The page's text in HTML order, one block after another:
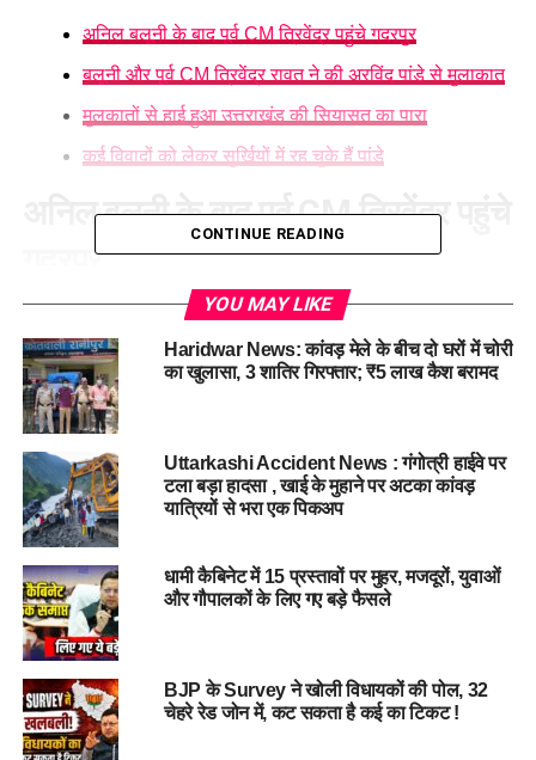
अनिल बलूनी के बाद पूर्व CM त्रिवेंद्र पहुंचे गदरपुर
बलूनी और पूर्व CM त्रिवेंद्र रावत ने की अरविंद पांडे से मुलाकात
मुलकातों से हाई हुआ उत्तराखंड की सियासत का पारा
कई विवादों को लेकर सुर्खियों में रह चुके हैं पांडे
अनिल बलूनी के बाद पूर्व CM त्रिवेंद्र पहुंचे
गदरपुर
बीते दिनों सामने आई उत्तराखंड के पूर्व कैबिनेट मंत्री गदरपुर से बीजेपी
विधायक अरविंद पांडे की नाराजगी जगजाहिर है। अरविंद पांडे लगातार
अपनी ही पार्टी पर हमलावर नजर आ रहे हैं। इसी बीच विधायक अरविंद पांडे
के आवास पर लगातार बड़े नेताओं की आवाजाही जारी है। जिसने सियासी
चर्चाओं को और हवा दे दी है।
बलूनी और पूर्व CM त्रिवेंद्र रावत ने की
अरविंद पांडे से मुलाकात
बीते दिन पौड़ी गढ़वाल से सांसद अनिल बलूनी उनके निवास पहुंचे, जहां बंद
कमरे में करीब आधे घंटे तक बातचीत हुई। तो वहीं आज पूर्व मुख्यमंत्री और
हरिद्वार सांसद त्रिवेंद्र सिंह रावत
CONTINUE READING
YOU MAY LIKE
Haridwar News: कांवड़ मेले के बीच दो घरों में चोरी
का खुलासा, 3 शातिर गिरफ्तार; ₹5 लाख कैश बरामद
Uttarkashi Accident News : गंगोत्री हाईवे पर
टला बड़ा हादसा , खाई के मुहाने पर अटका कांवड़
यात्रियों से भरा एक पिकअप
धामी कैबिनेट में 15 प्रस्तावों पर मुहर, मजदूरों, युवाओं
और गौपालकों के लिए गए बड़े फैसले
BJP के Survey ने खोली विधायकों की पोल, 32
चेहरे रेड जोन में, कट सकता है कई का टिकट !